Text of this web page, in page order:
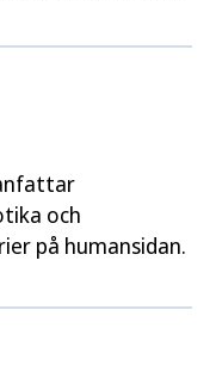
och
på humansidan.